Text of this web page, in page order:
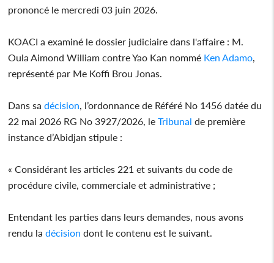
prononcé le mercredi 03 juin 2026.
KOACI a examiné le dossier judiciaire dans l'affaire : M.
Oula Aimond William contre Yao Kan nommé Ken Adamo
représenté par Me Koffi Brou Jonas.
Dans sadécision , l’ordonnance de Référé No 1456 datée du
22 mai 2026 RG No 3927/2026, leTribunal de première
instance d’Abidjan stipule :
« Considérant les articles 221 et suivants du code de
procédure civile, commerciale et administrative ;
Entendant les parties dans leurs demandes, nous avons
rendu ladécision dont le contenu est le suivant.